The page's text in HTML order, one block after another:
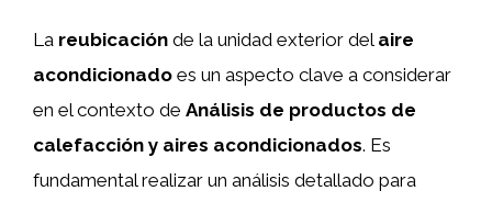
La reubicación de la unidad exterior del aire
acondicionado es un aspecto clave a considerar
en el contexto de Análisis de productos de
calefacción y aires acondicionados. Es
fundamental realizar un análisis detallado para